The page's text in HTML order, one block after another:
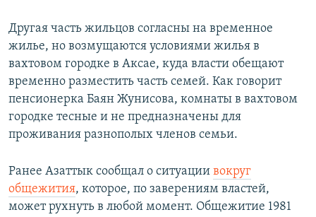
Другая часть жильцов согласны на временное
жилье, но возмущаются условиями жилья в
вахтовом городке в Аксае, куда власти обещают
временно разместить часть семей. Как говорит
пенсионерка Баян Жунисова, комнаты в вахтовом
городке тесные и не предназначены для
проживания разнополых членов семьи.
Ранее Азаттык сообщал о ситуации вокруг
общежития, которое, по заверениям властей,
может рухнуть в любой момент. Общежитие 1981